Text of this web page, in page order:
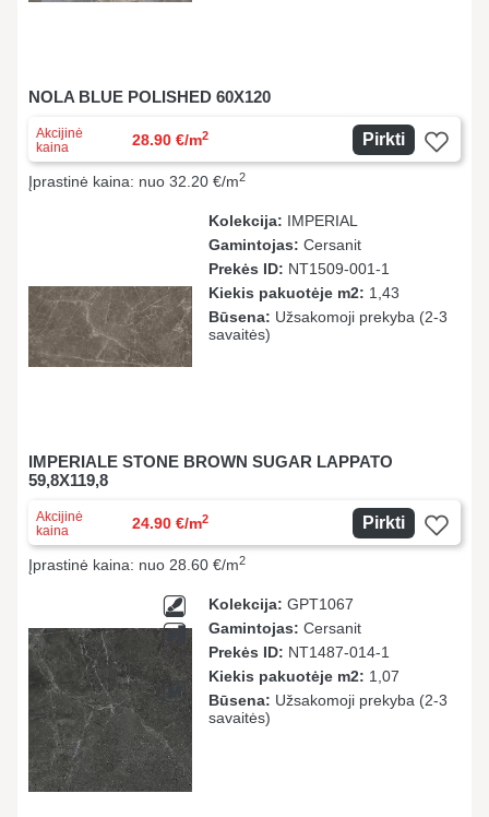
NOLA BLUE POLISHED 60X120
Akcijinė
kaina
28.90 €/m2 Pirkti
Įprastinė kaina: nuo 32.20 €/m2
Kolekcija: IMPERIAL
Gamintojas: Cersanit
Prekės ID: NT1509-001-1
Kiekis pakuotėje m2: 1,43
Būsena: Užsakomoji prekyba (2-3
savaitės)
IMPERIALE STONE BROWN SUGAR LAPPATO
59,8X119,8
Akcijinė
kaina
24.90 €/m2 Pirkti
Įprastinė kaina: nuo 28.60 €/m2
Kolekcija: GPT1067
Gamintojas: Cersanit
Prekės ID: NT1487-014-1
Kiekis pakuotėje m2: 1,07
Būsena: Užsakomoji prekyba (2-3
savaitės)